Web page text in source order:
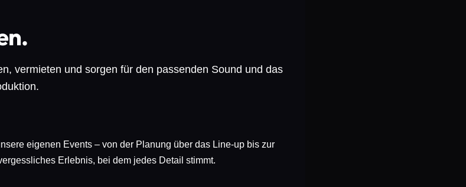
vermieten und sorgen für den passenden Sound und das
eigenen Events – von der Planung über das Line-up bis zur
Erlebnis, bei dem jedes Detail stimmt.